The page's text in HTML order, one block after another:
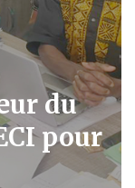
du
pour